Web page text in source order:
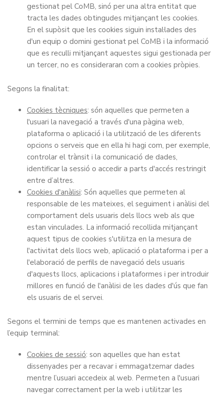
gestionat pel CoMB, sinó per una altra entitat que
tracta les dades obtingudes mitjançant les cookies.
En el supòsit que les cookies siguin instal·lades des
d'un equip o domini gestionat pel CoMB i la informació
que es reculli mitjançant aquestes sigui gestionada per
un tercer, no es consideraran com a cookies pròpies.
Segons la finalitat:
Cookies tècniques: són aquelles que permeten a
l'usuari la navegació a través d'una pàgina web,
plataforma o aplicació i la utilització de les diferents
opcions o serveis que en ella hi hagi com, per exemple,
controlar el trànsit i la comunicació de dades,
identificar la sessió o accedir a parts d'accés restringit
entre d’altres.
Cookies d'anàlisi: Són aquelles que permeten al
responsable de les mateixes, el seguiment i anàlisi del
comportament dels usuaris dels llocs web als que
estan vinculades. La informació recollida mitjançant
aquest tipus de cookies s'utilitza en la mesura de
l'activitat dels llocs web, aplicació o plataforma i per a
l'elaboració de perfils de navegació dels usuaris
d'aquests llocs, aplicacions i plataformes i per introduir
millores en funció de l'anàlisi de les dades d'ús que fan
els usuaris de el servei.
Segons el termini de temps que es mantenen activades en
l’equip terminal:
Cookies de sessió: son aquelles que han estat
dissenyades per a recavar i emmagatzemar dades
mentre l’usuari accedeix al web. Permeten a l'usuari
navegar correctament per la web i utilitzar les